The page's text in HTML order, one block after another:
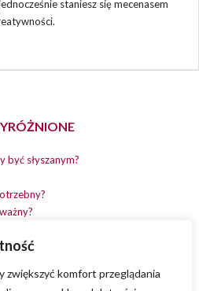
zwiększyć komfort przeglądania
staniesz się mecenasem
być słyszanym?
pomyśle?